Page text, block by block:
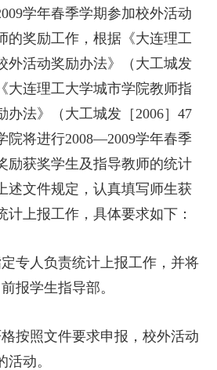
学年春季学期参加校外活动
的奖励工作，根据《大连理工
外活动奖励办法》（大工城发
大连理工大学城市学院教师指
办法》（大工城发［2006］47
院将进行2008—2009学年春季
励获奖学生及指导教师的统计
述文件规定，认真填写师生获
计上报工作，具体要求如下：
专人负责统计上报工作，并将
报学生指导部。
按照文件要求申报，校外活动
动。